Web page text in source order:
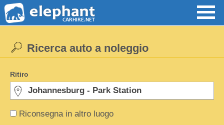
Riconsegna in altro luogo
Ricerca auto a noleggio
Ritiro